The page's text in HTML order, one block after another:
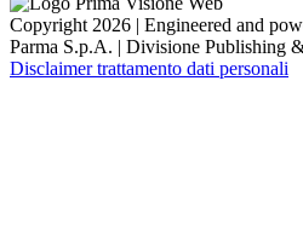
Copyright 2026 | Engineered and
Parma S.p.A. | Divisione Publishing
Disclaimer trattamento dati personali